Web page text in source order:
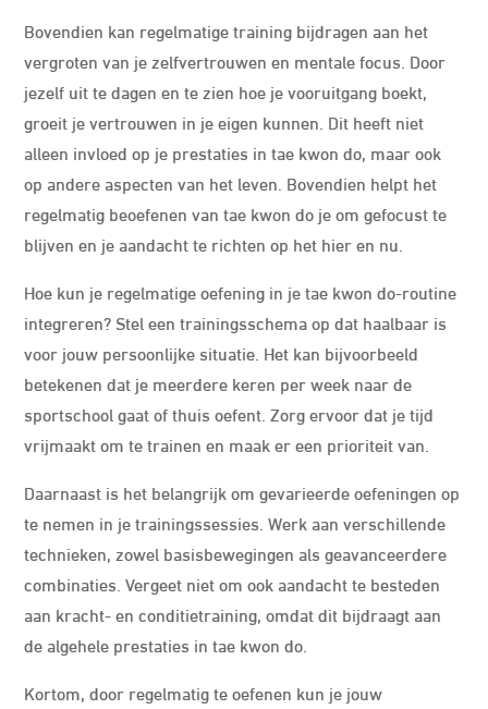
Bovendien kan regelmatige training bijdragen aan het
vergroten van je zelfvertrouwen en mentale focus. Door
jezelf uit te dagen en te zien hoe je vooruitgang boekt,
groeit je vertrouwen in je eigen kunnen. Dit heeft niet
alleen invloed op je prestaties in tae kwon do, maar ook
op andere aspecten van het leven. Bovendien helpt het
regelmatig beoefenen van tae kwon do je om gefocust te
blijven en je aandacht te richten op het hier en nu.
Hoe kun je regelmatige oefening in je tae kwon do-routine
integreren? Stel een trainingsschema op dat haalbaar is
voor jouw persoonlijke situatie. Het kan bijvoorbeeld
betekenen dat je meerdere keren per week naar de
sportschool gaat of thuis oefent. Zorg ervoor dat je tijd
vrijmaakt om te trainen en maak er een prioriteit van.
Daarnaast is het belangrijk om gevarieerde oefeningen op
te nemen in je trainingssessies. Werk aan verschillende
technieken, zowel basisbewegingen als geavanceerdere
combinaties. Vergeet niet om ook aandacht te besteden
aan kracht- en conditietraining, omdat dit bijdraagt ​​aan
de algehele prestaties in tae kwon do.
Kortom, door regelmatig te oefenen kun je jouw